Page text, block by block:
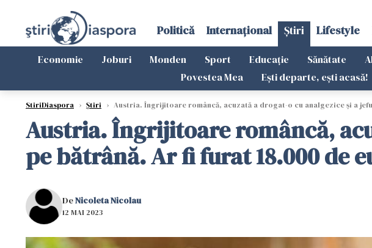
Politică Internațional Știri Lifestyle
Economie Joburi Monden Sport Educație Sănătate
Povestea Mea
Ești departe, ești acasă!
StiriDiaspora › Știri › Austria. Îngrijitoare româncă, acuzată a drogat-o cu analgezice și a
Austria. Îngrijitoare româncă,
pe bătrână. Ar fi furat 18.000 de
DeNicoleta Nicolau
12 MAI 2023